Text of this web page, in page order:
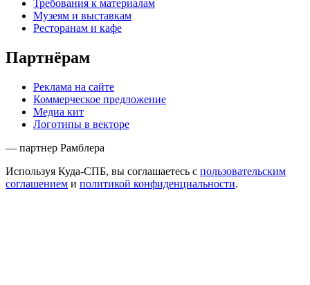
Требования к материалам
Музеям и выставкам
Ресторанам и кафе
Партнёрам
Реклама на сайте
Коммерческое предложение
Медиа кит
Логотипы в векторе
— партнер Рамблера
Используя Куда-СПБ, вы соглашаетесь с пользовательским
соглашением и политикой конфиденциальности.